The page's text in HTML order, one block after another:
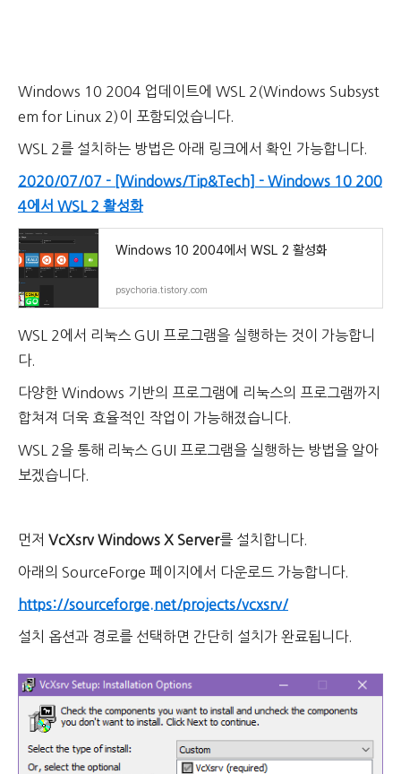
Windows 10 2004 업데이트에 WSL 2(Windows Subsyst
em for Linux 2)이 포함되었습니다.
WSL 2를 설치하는 방법은 아래 링크에서 확인 가능합니다.
2020/07/07 - [Windows/Tip&Tech] - Windows 10 200
4에서 WSL 2 활성화
Windows 10 2004에서 WSL 2 활성화
psychoria.tistory.com
WSL 2에서 리눅스 GUI 프로그램을 실행하는 것이 가능합니
다.
다양한 Windows 기반의 프로그램에 리눅스의 프로그램까지
합쳐져 더욱 효율적인 작업이 가능해졌습니다.
WSL 2을 통해 리눅스 GUI 프로그램을 실행하는 방법을 알아
보겠습니다.
먼저 VcXsrv Windows X Server를 설치합니다.
아래의 SourceForge 페이지에서 다운로드 가능합니다.
https://sourceforge.net/projects/vcxsrv/
설치 옵션과 경로를 선택하면 간단히 설치가 완료됩니다.